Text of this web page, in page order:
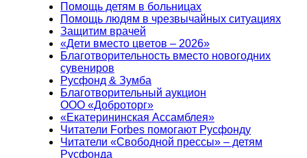
Помощь детям в больницах
Помощь людям в чрезвычайных ситуациях
Защитим врачей
«Дети вместо цветов – 2026»
Благотворительность вместо новогодних
сувениров
Русфонд & Зумба
Благотворительный аукцион
ООО «Доброторг»
«Екатерининская Ассамблея»
Читатели Forbes помогают Русфонду
Читатели «Свободной прессы» – детям
Русфонда